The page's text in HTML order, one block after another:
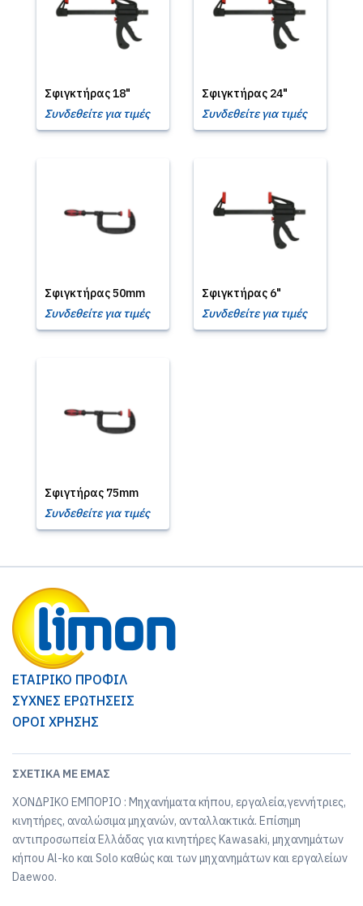
Σφιγκτήρας 18"
Συνδεθείτε για τιμές
Σφιγκτήρας 24"
Συνδεθείτε για τιμές
Σφιγκτήρας 50mm
Συνδεθείτε για τιμές
Σφιγκτήρας 6"
Συνδεθείτε για τιμές
Σφιγτήρας 75mm
Συνδεθείτε για τιμές
ΕΤΑΙΡΙΚΟ ΠΡΟΦΙΛ
ΣΥΧΝΕΣ ΕΡΩΤΗΣΕΙΣ
ΟΡΟΙ ΧΡΗΣΗΣ
ΣΧΕΤΙΚΆ ΜΕ ΕΜΆΣ
ΧΟΝΔΡΙΚΟ ΕΜΠΟΡΙΟ : Μηχανήματα κήπου, εργαλεία,γεννήτριες,
κινητήρες, αναλώσιμα μηχανών, ανταλλακτικά. Επίσημη
αντιπροσωπεία Ελλάδας για κινητήρες Kawasaki, μηχανημάτων
κήπου Al-ko και Solo καθώς και των μηχανημάτων και εργαλείων
Daewoo.